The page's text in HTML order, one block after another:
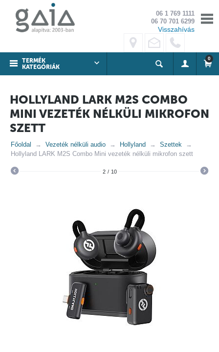
06 1 769 1111
06 70 701 6299
Visszahívás
TERMÉK
KATEGÓRIÁK
0
HOLLYLAND LARK M2S COMBO
MINI VEZETÉK NÉLKÜLI MIKROFON
SZETT
Főoldal Vezeték nélküli audio Hollyland
Szettek
Hollyland LARK M2S Combo Mini vezeték nélküli mikrofon szett
2 / 10